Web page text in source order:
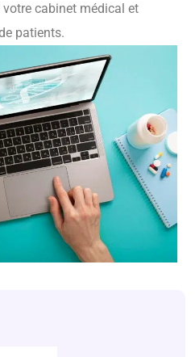
cabinet médical et
patients.